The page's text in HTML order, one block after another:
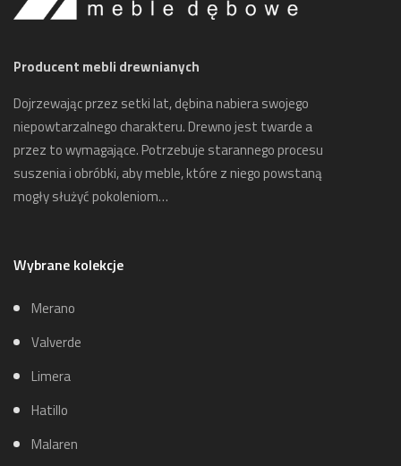
Producent mebli drewnianych
Dojrzewając przez setki lat, dębina nabiera swojego
niepowtarzalnego charakteru. Drewno jest twarde a
przez to wymagające. Potrzebuje starannego procesu
suszenia i obróbki, aby meble, które z niego powstaną
mogły służyć pokoleniom…
Wybrane kolekcje
Merano
Valverde
Limera
Hatillo
Malaren